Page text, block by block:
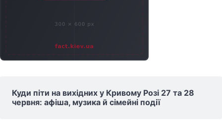
Куди піти на вихідних у Кривому Розі 27 та 28
червня: афіша, музика й сімейні події